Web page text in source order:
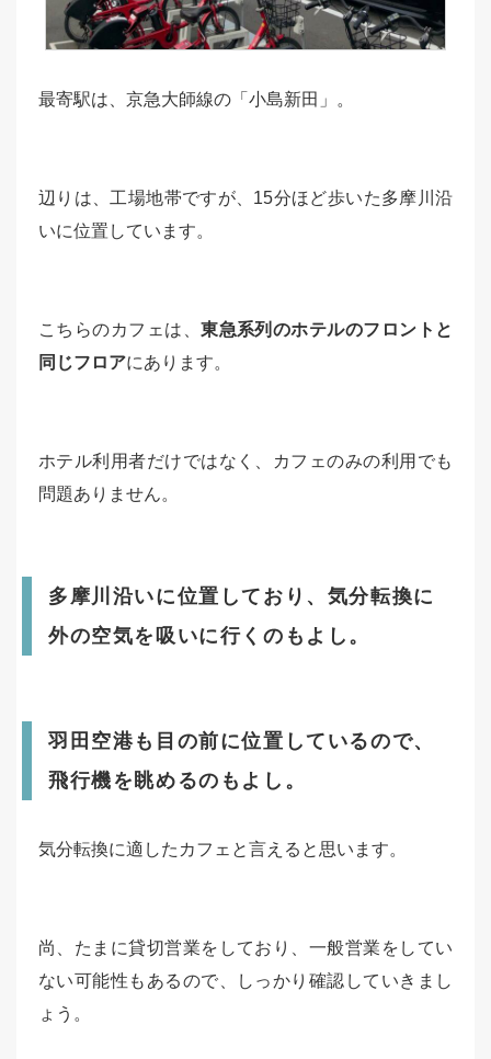
最寄駅は、京急大師線の「小島新田」。
辺りは、工場地帯ですが、15分ほど歩いた多摩川沿
いに位置しています。
こちらのカフェは、東急系列のホテルのフロントと
同じフロアにあります。
ホテル利用者だけではなく、カフェのみの利用でも
問題ありません。
多摩川沿いに位置しており、気分転換に
外の空気を吸いに行くのもよし。
羽田空港も目の前に位置しているので、
飛行機を眺めるのもよし。
気分転換に適したカフェと言えると思います。
尚、たまに貸切営業をしており、一般営業をしてい
ない可能性もあるので、しっかり確認していきまし
ょう。